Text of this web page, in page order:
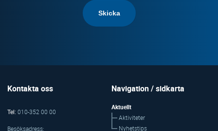
Kontakta oss
Tel: 010-352 00 00
Besöksadress:
Navigation / sidkarta
Aktuellt
Aktiviteter
Nyhetstips